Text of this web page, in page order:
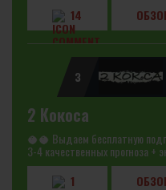
14
3
2 Кокоса
🥥🥥 Выдаем бесплатную
3-4 качественных прогноза +
1